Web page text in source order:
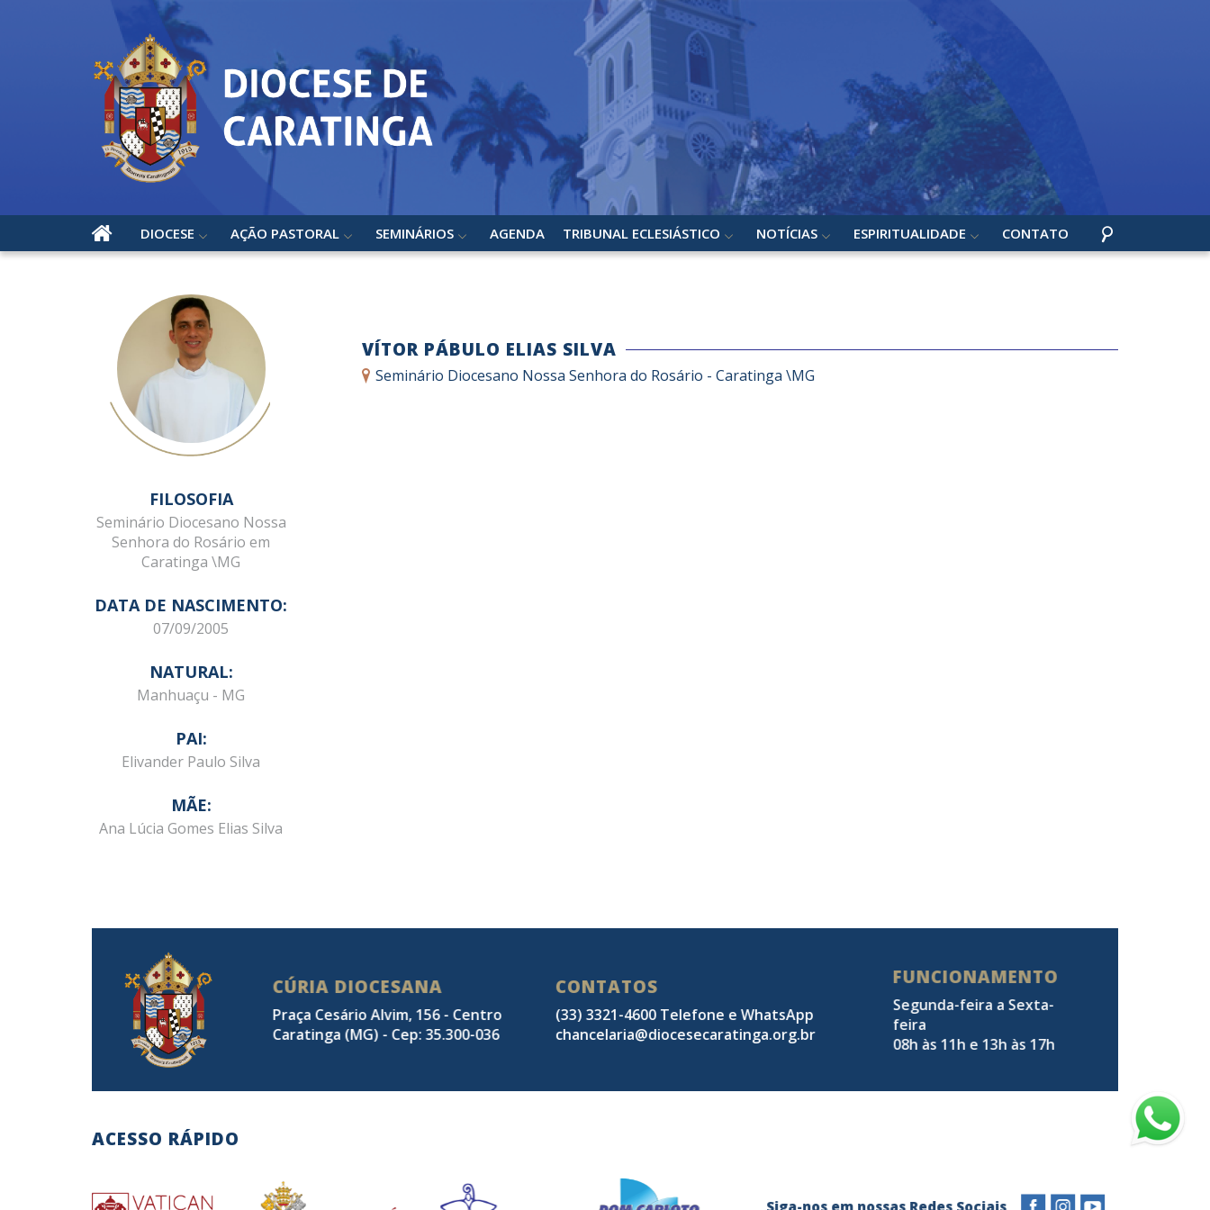
DIOCESE AÇÃO PASTORAL SEMINÁRIOS AGENDA TRIBUNAL ECLESIÁSTICO NOTÍCIAS ESPIRITUALIDADE CONTATO
FILOSOFIA
Seminário Diocesano Nossa
Senhora do Rosário em
Caratinga \MG
DATA DE NASCIMENTO:
07/09/2005
NATURAL:
Manhuaçu - MG
PAI:
Elivander Paulo Silva
MÃE:
Ana Lúcia Gomes Elias Silva
VÍTOR PÁBULO ELIAS SILVA
Seminário Diocesano Nossa Senhora do Rosário - Caratinga \MG
CÚRIA DIOCESANA
Praça Cesário Alvim, 156 - Centro
Caratinga (MG) - Cep: 35.300-036
CONTATOS
(33) 3321-4600 Telefone e WhatsApp
chancelaria@diocesecaratinga.org.br
FUNCIONAMENTO
Segunda-feira a Sexta-
feira
08h às 11h e 13h às 17h
ACESSO RÁPIDO
Siga-nos em nossas Redes Sociais